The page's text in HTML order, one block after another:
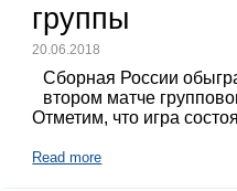
группы
20.06.2018
Сборная России
втором матче
Отметим, что игра
Read more